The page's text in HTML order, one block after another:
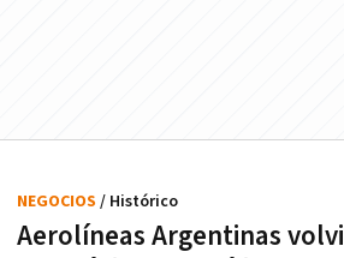
Aerolíneas Argentinas
NEGOCIOS / Histórico